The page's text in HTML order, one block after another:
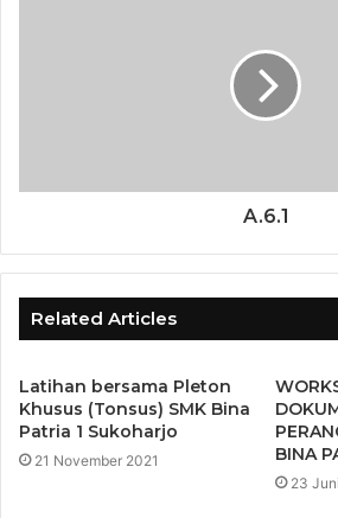
A.6.1
Related Articles
Latihan bersama Pleton
Khusus (Tonsus) SMK Bina
Patria 1 Sukoharjo
21 November 2021
BINA
23